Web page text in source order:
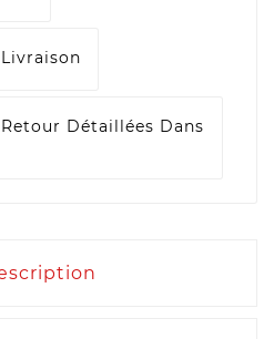
Détaillées Dans